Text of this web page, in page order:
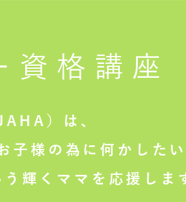
資格講座
）は、
様の為に何かしたい
輝くママを応援しま